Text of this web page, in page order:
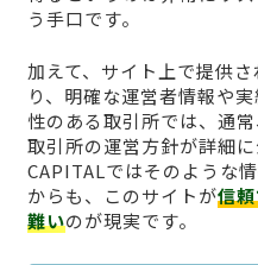
う手口です。
加えて、サイト上で提供
り、明確な運営者情報や
性のある取引所では、通
取引所の運営方針が詳細
CAPITALではそのような
からも、このサイトが信
難いのが現実です。